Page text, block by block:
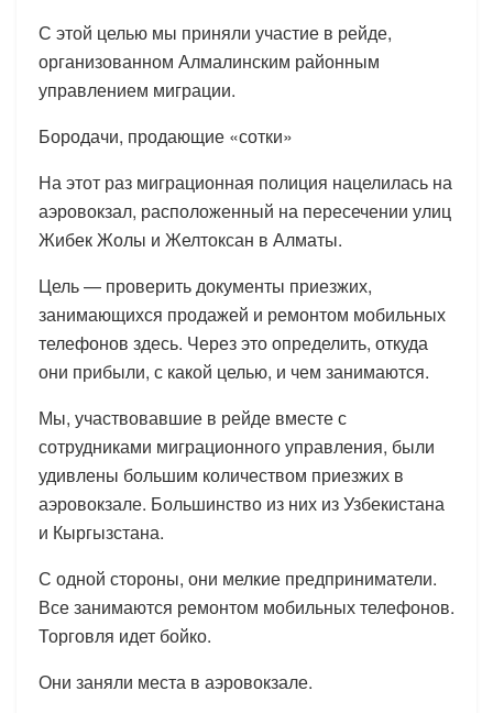
С этой целью мы приняли участие в рейде,
организованном Алмалинским районным
управлением миграции.
Бородачи, продающие «сотки»
На этот раз миграционная полиция нацелилась на
аэровокзал, расположенный на пересечении улиц
Жибек Жолы и Желтоксан в Алматы.
Цель — проверить документы приезжих,
занимающихся продажей и ремонтом мобильных
телефонов здесь. Через это определить, откуда
они прибыли, с какой целью, и чем занимаются.
Мы, участвовавшие в рейде вместе с
сотрудниками миграционного управления, были
удивлены большим количеством приезжих в
аэровокзале. Большинство из них из Узбекистана
и Кыргызстана.
С одной стороны, они мелкие предприниматели.
Все занимаются ремонтом мобильных телефонов.
Торговля идет бойко.
Они заняли места в аэровокзале.